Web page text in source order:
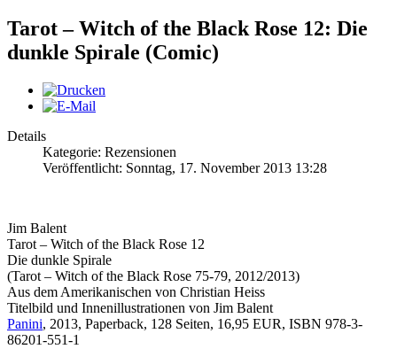
Tarot – Witch of the Black Rose 12: Die
dunkle Spirale (Comic)
Details
Kategorie: Rezensionen
Veröffentlicht: Sonntag, 17. November 2013 13:28
Jim Balent
Tarot – Witch of the Black Rose 12
Die dunkle Spirale
(Tarot – Witch of the Black Rose 75-79, 2012/2013)
Aus dem Amerikanischen von Christian Heiss
Titelbild und Innenillustrationen von Jim Balent
Panini, 2013, Paperback, 128 Seiten, 16,95 EUR, ISBN 978-3-
86201-551-1